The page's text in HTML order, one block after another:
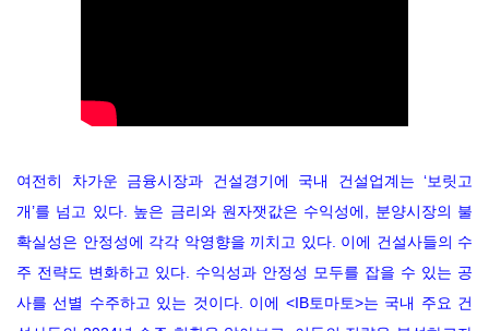
여전히 차가운 금융시장과 건설경기에 국내 건설업계는 ‘보릿고
개’를 넘고 있다. 높은 금리와 원자잿값은 수익성에, 분양시장의 불
확실성은 안정성에 각각 악영향을 끼치고 있다. 이에 건설사들의 수
주 전략도 변화하고 있다. 수익성과 안정성 모두를 잡을 수 있는 공
사를 선별 수주하고 있는 것이다. 이에 <IB토마토>는 국내 주요 건